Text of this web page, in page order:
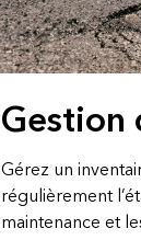
Gestion
Gérez un
régulièrement
maintenance et